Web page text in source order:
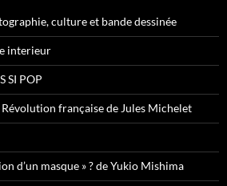
culture et bande dessinée
interieur
SI POP
française de Jules Michelet
d’un masque » ? de Yukio Mishima